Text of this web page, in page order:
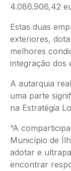
4.086.906,42
Estas duas
exteriores,
melhores
integração dos
A autarquia
uma parte
na Estratégia
“A
Município de
adotar e
encontrar